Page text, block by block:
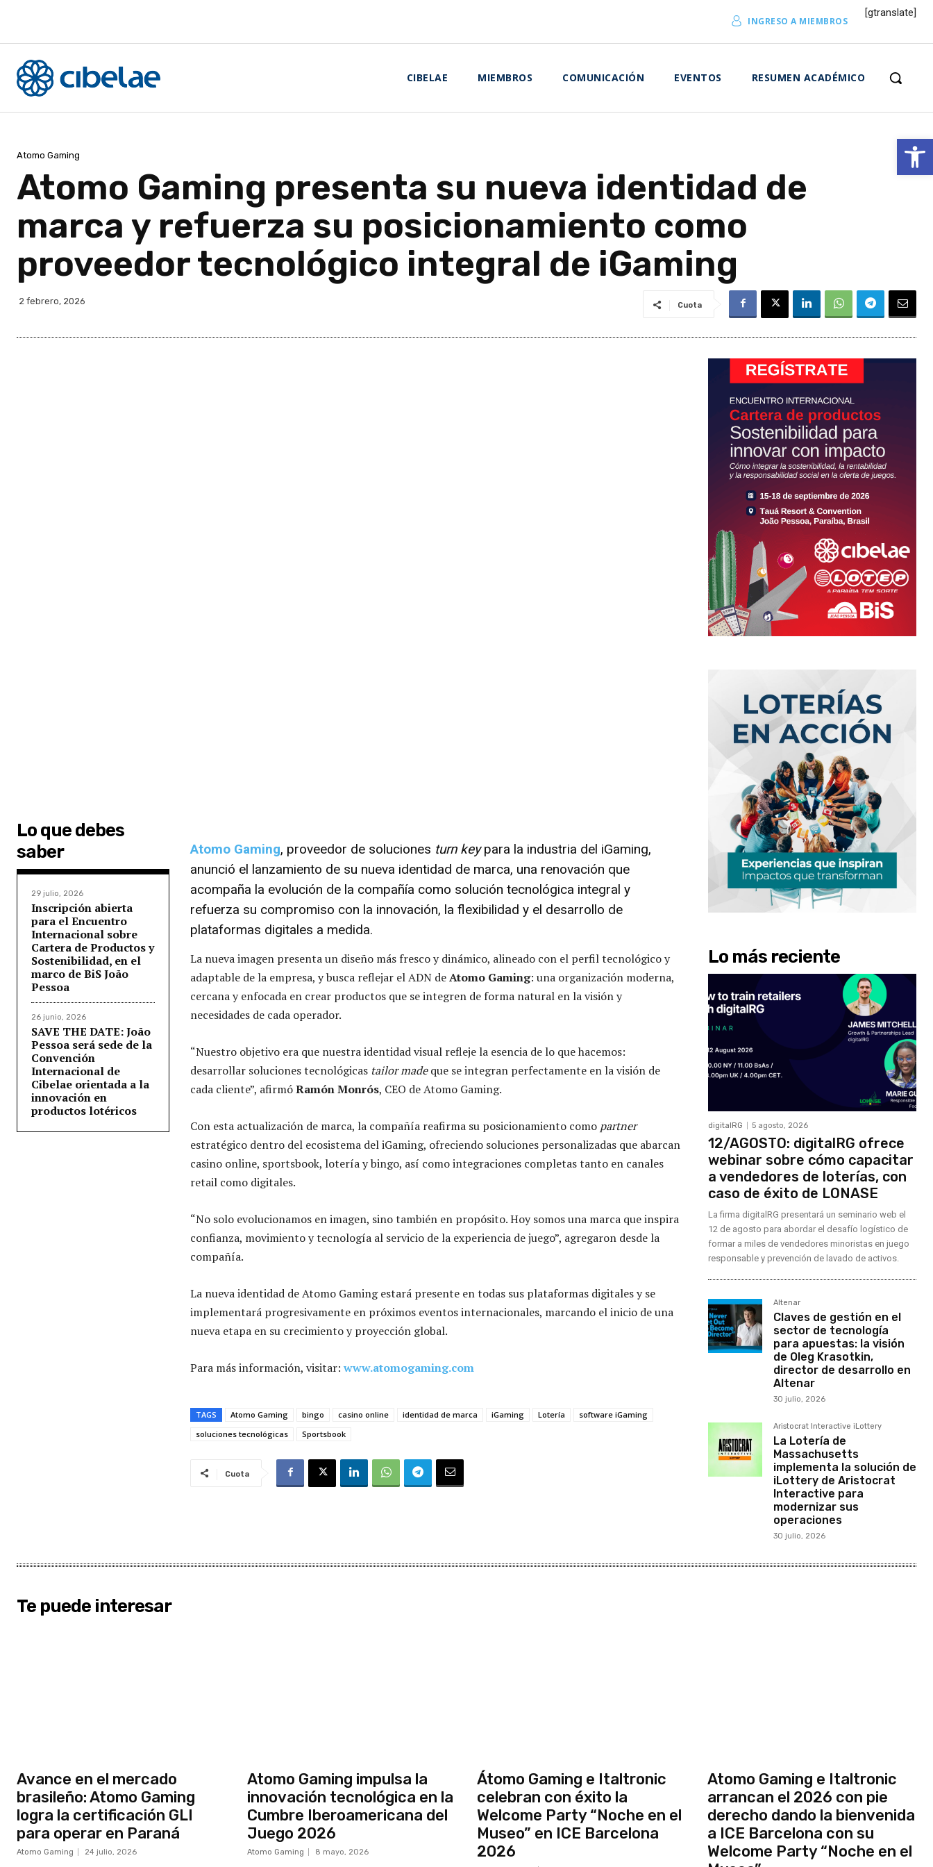
Abrir
INGRESO A MIEMBROS
[gtranslate]
CIBELAE MIEMBROS COMUNICACIÓN EVENTOS RESUMEN ACADÉMICO
Atomo Gaming
Atomo Gaming presenta su nueva identidad de
marca y refuerza su posicionamiento como
proveedor tecnológico integral de iGaming
2 febrero, 2026 Cuota
Lo que debes
saber
29 julio, 2026
Inscripción abierta
para el Encuentro
Internacional sobre
Cartera de Productos y
Sostenibilidad, en el
marco de BiS João
Pessoa
26 junio, 2026
SAVE THE DATE: João
Pessoa será sede de la
Convención
Internacional de
Cibelae orientada a la
innovación en
productos lotéricos
Atomo Gaming, proveedor de soluciones turn keypara la industria del iGaming,
anunció el lanzamiento de su nueva identidad de marca, una renovación que
acompaña la evolución de la compañía como solución tecnológica integral y
refuerza su compromiso con la innovación, la flexibilidad y el desarrollo de
plataformas digitales a medida.
La nueva imagen presenta un diseño más fresco y dinámico, alineado con el perfil tecnológico y
adaptable de la empresa, y busca reflejar el ADN deAtomo Gaming: una organización moderna,
cercana y enfocada en crear productos que se integren de forma natural en la visión y
necesidades de cada operador.
“Nuestro objetivo era que nuestra identidad visual refleje la esencia de lo que hacemos:
desarrollar soluciones tecnológicas tailor madeque se integran perfectamente en la visión de
cada cliente”, afirmóRamón Monrós, CEO de Atomo Gaming.
Con esta actualización de marca, la compañía reafirma su posicionamiento como partner
estratégico dentro del ecosistema del iGaming, ofreciendo soluciones personalizadas que abarcan
casino online, sportsbook, lotería y bingo, así como integraciones completas tanto en canales
retail como digitales.
“No solo evolucionamos en imagen, sino también en propósito. Hoy somos una marca que inspira
confianza, movimiento y tecnología al servicio de la experiencia de juego”, agregaron desde la
compañía.
La nueva identidad de Atomo Gaming estará presente en todas sus plataformas digitales y se
implementará progresivamente en próximos eventos internacionales, marcando el inicio de una
nueva etapa en su crecimiento y proyección global.
Para más información, visitar: www.atomogaming.com
TAGS Atomo Gaming bingo casino online identidad de marca iGaming Lotería
software iGaming
soluciones tecnológicas
Sportsbook
Cuota
Lo más reciente
digitalRG 5 agosto, 2026
12/AGOSTO: digitalRG ofrece
webinar sobre cómo capacitar
a vendedores de loterías, con
caso de éxito de LONASE
La firma digitalRG presentará un seminario web el
12 de agosto para abordar el desafío logístico de
formar a miles de vendedores minoristas en juego
responsable y prevención de lavado de activos.
Altenar
Claves de gestión en el
sector de tecnología
para apuestas: la visión
de Oleg Krasotkin,
director de desarrollo en
Altenar
30 julio, 2026
Aristocrat Interactive iLottery
La Lotería de
Massachusetts
implementa la solución de
iLottery de Aristocrat
Interactive para
modernizar sus
operaciones
30 julio, 2026
Te puede interesar
Avance en el mercado
brasileño: Atomo Gaming
logra la certificación GLI
para operar en Paraná
Atomo Gaming 24 julio, 2026
Atomo Gaming impulsa la
innovación tecnológica en la
Cumbre Iberoamericana del
Juego 2026
Atomo Gaming 8 mayo, 2026
Átomo Gaming e Italtronic
celebran con éxito la
Welcome Party “Noche en el
Museo” en ICE Barcelona
2026
Atomo Gaming e Italtronic
arrancan el 2026 con pie
derecho dando la bienvenida
a ICE Barcelona con su
Welcome Party “Noche en el